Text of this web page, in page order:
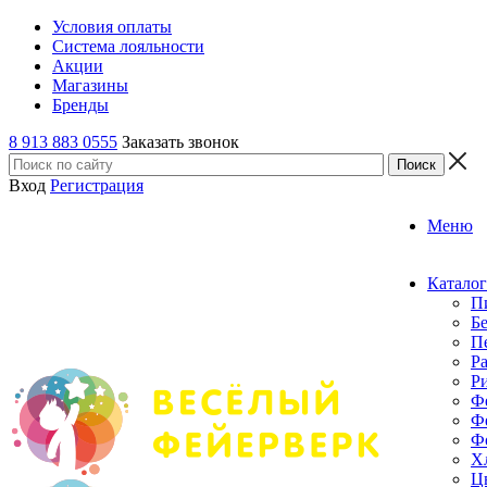
Условия оплаты
Система лояльности
Акции
Магазины
Бренды
8 913 883 0555 Заказать звонок
Вход Регистрация
Меню
Каталог